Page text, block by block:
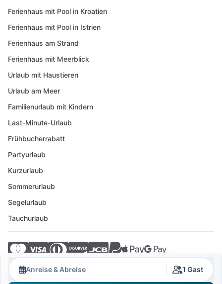
Anreise & Abreise 1 Gast
Ferienhaus mit Pool in Kroatien
Ferienhaus mit Pool in Istrien
Ferienhaus am Strand
Ferienhaus mit Meerblick
Urlaub mit Haustieren
Urlaub am Meer
Familienurlaub mit Kindern
Last-Minute-Urlaub
Frühbucherrabatt
Partyurlaub
Kurzurlaub
Sommerurlaub
Segelurlaub
Tauchurlaub
© 2026 Crovillas GmbH